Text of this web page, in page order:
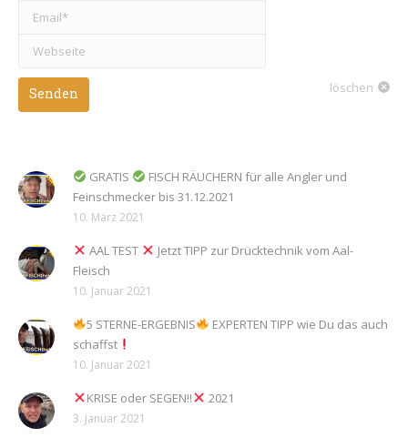
Email *
Webseite
löschen
Senden
GRATIS
FISCH RÄUCHERN für alle Angler und
Feinschmecker bis 31.12.2021
10. März 2021
AAL TEST
Jetzt TIPP zur Drücktechnik vom Aal-
Fleisch
10. Januar 2021
5 STERNE-ERGEBNIS
EXPERTEN TIPP wie Du das auch
schaffst
10. Januar 2021
KRISE oder SEGEN!! 2021
3. Januar 2021